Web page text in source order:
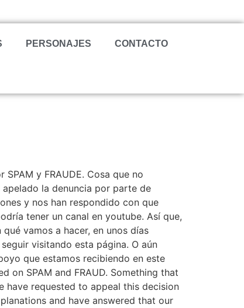
PERSONAJES CONTACTO
y FRAUDE. Cosa que no
la denuncia por parte de
y nos han respondido con que
tener un canal en youtube. Así que,
vamos a hacer, en unos días
visitando esta página. O aún
que estamos recibiendo en este
on SPAM and FRAUD. Something that
have requested to appeal this decision
and have answered that our